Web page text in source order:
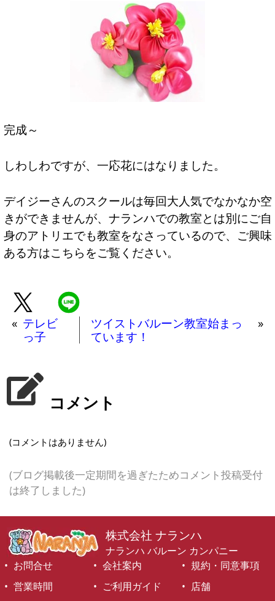
完成～
しわしわですが、一応花にはなりました。
デイジーさんのスクールは毎回大人気でなかなか空
きができませんが、ナランハでの教室とは別にご自
身のアトリエでも教室をなさっているので、ご興味
ある方はこちら をご覧ください。
« テレビ
っ子
ツイストバルーン教室始まっ
ています！
»
コメント
(コメントはありません)
(ブログ掲載後一定期間を過ぎたためコメント投稿受付
は終了しました)
株式会社 ナランハ
ナランハ バルーン カンパニー
お問合せ
会社案内
規約・同意事項
営業時間
ご利用ガイド
店舗